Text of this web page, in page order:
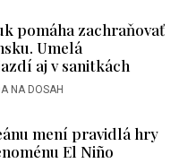
pomáha zachraňovať
Umelá
aj v sanitkách
NA DOSAH
mení pravidlá hry
El Niño